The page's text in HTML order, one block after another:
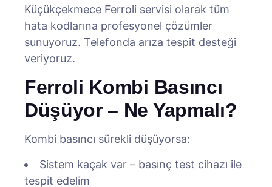
Küçükçekmece Ferroli servisi olarak tüm
hata kodlarına profesyonel çözümler
sunuyoruz. Telefonda arıza tespit desteği
veriyoruz.
Ferroli Kombi Basıncı
Düşüyor – Ne Yapmalı?
Kombi basıncı sürekli düşüyorsa:
Sistem kaçak var – basınç test cihazı ile
tespit edelim